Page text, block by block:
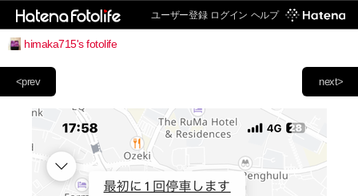
ユーザー登録 ログイン ヘルプ
himaka715's fotolife
next>
<prev